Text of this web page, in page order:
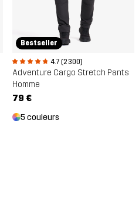
Bestseller
4.7 (2 300)
Adventure Cargo Stretch Pants
Homme
79 €
5 couleurs